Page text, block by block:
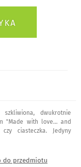
dwukrotnie
"Made with love... and
ciasteczka. Jedyny
do przedmiotu